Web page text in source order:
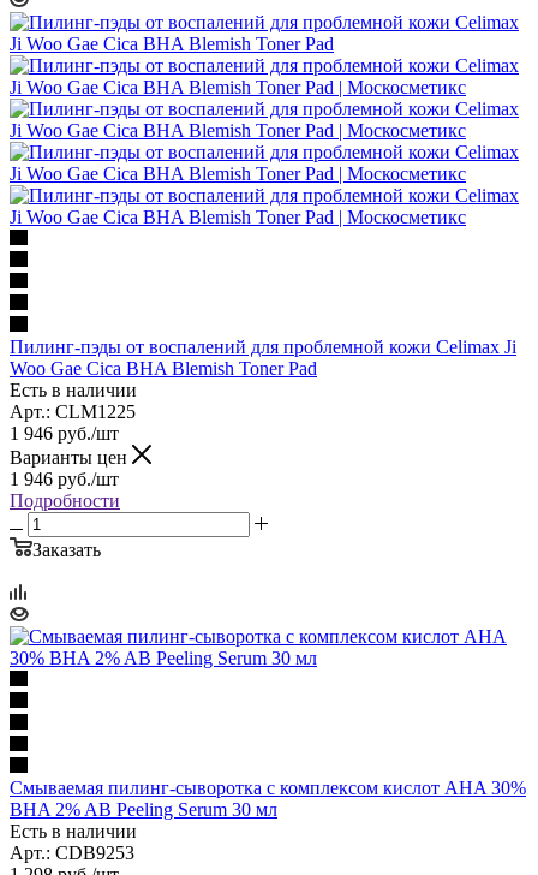
Пилинг-пэды от воспалений для проблемной кожи Celimax Ji
Woo Gae Cica BHA Blemish Toner Pad
Есть в наличии
Арт.: CLM1225
1 946 руб./шт
Варианты цен
1 946 руб./шт
Подробности
Заказать
Смываемая пилинг-сыворотка с комплексом кислот AHA 30%
BHA 2% AB Peeling Serum 30 мл
Есть в наличии
Арт.: CDB9253